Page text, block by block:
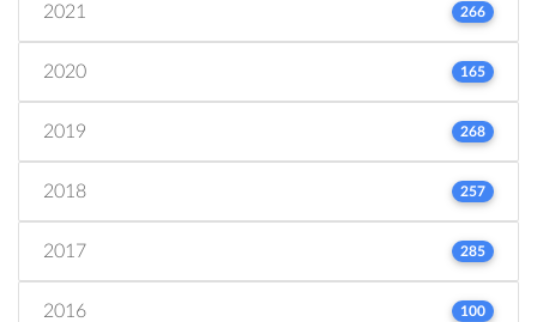
2021 266
2020 165
2019 268
2018 257
2017 285
2016 100